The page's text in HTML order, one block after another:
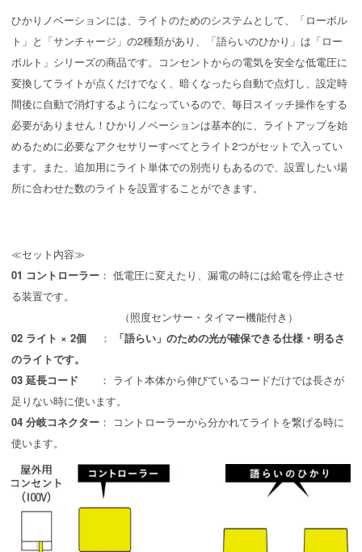
ひかりノベーションには、ライトのためのシステムとして、「ローボル
ト」と「サンチャージ」の2種類があり、「語らいのひかり」は「ロー
ボルト」シリーズの商品です。コンセントからの電気を安全な低電圧に
変換してライトが点くだけでなく、暗くなったら自動で点灯し、設定時
間後に自動で消灯するようになっているので、毎日スイッチ操作をする
必要がありません！ひかりノベーションは基本的に、ライトアップを始
めるために必要なアクセサリーすべてとライト2つがセットで入ってい
ます。また、追加用にライト単体での別売りもあるので、設置したい場
所に合わせた数のライトを設置することができます。
≪セット内容≫
01 コントローラー ： 低電圧に変えたり、漏電の時には給電を停止させ
る装置です。
（照度センサー・タイマー機能付き）
02 ライト × 2個 ：
「語らい」のための光が確保できる仕様・明るさ
のライトです。
03 延長コード ： ライト本体から伸びているコードだけでは長さが
足りない時に使います。
04 分岐コネクター ： コントローラーから分かれてライトを繋げる時に
使います。